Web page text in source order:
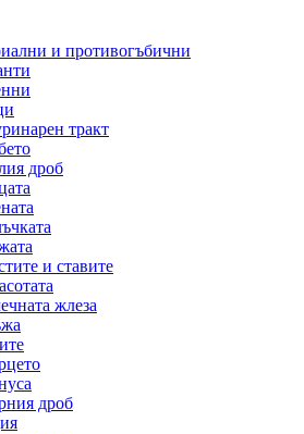
и противогъбични
тракт
дроб
и ставите
жлеза
дроб